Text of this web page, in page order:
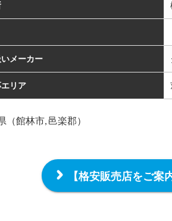
メーカー
リア
（館林市, 邑楽郡）
【格安販売店をご